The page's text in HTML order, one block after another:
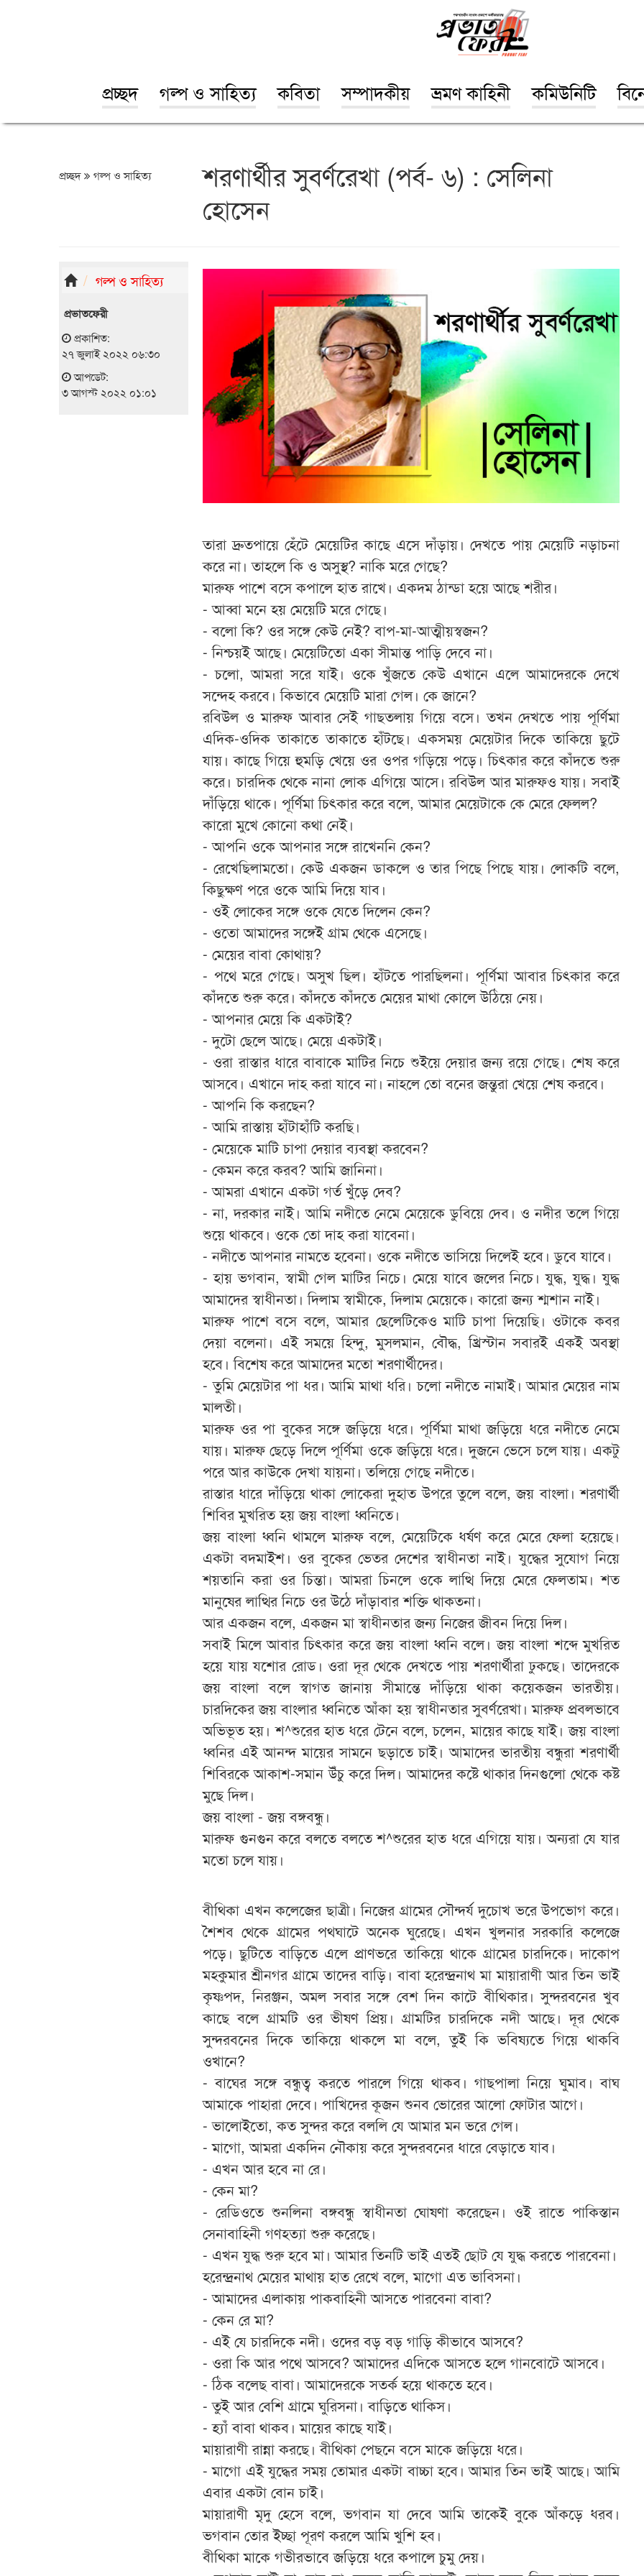
প্রচ্ছদ গল্প ও সাহিত্য কবিতা সম্পাদকীয় ভ্রমণ কাহিনী কমিউনিটি
প্রচ্ছদ গল্প ও সাহিত্য
শরণার্থীর সুবর্ণরেখা (পর্ব- ৬) : সেলিনা
হোসেন
গল্প ও সাহিত্য
প্রভাতফেরী
প্রকাশিত:
২৭ জুলাই ২০২২ ০৬:৩০
আপডেট:
৩ আগস্ট ২০২২ ০১:০১
তারা দ্রুতপায়ে হেঁটে মেয়েটির কাছে এসে দাঁড়ায়। দেখতে পায় মেয়েটি নড়াচনা
করে না। তাহলে কি ও অসুস্থ? নাকি মরে গেছে?
মারুফ পাশে বসে কপালে হাত রাখে। একদম ঠান্ডা হয়ে আছে শরীর।
- আব্বা মনে হয় মেয়েটি মরে গেছে।
- বলো কি? ওর সঙ্গে কেউ নেই? বাপ-মা-আত্মীয়স্বজন?
- নিশ্চয়ই আছে। মেয়েটিতো একা সীমান্ত পাড়ি দেবে না।
- চলো, আমরা সরে যাই। ওকে খুঁজতে কেউ এখানে এলে আমাদেরকে দেখে
সন্দেহ করবে। কিভাবে মেয়েটি মারা গেল। কে জানে?
রবিউল ও মারুফ আবার সেই গাছতলায় গিয়ে বসে। তখন দেখতে পায় পূর্ণিমা
এদিক-ওদিক তাকাতে তাকাতে হাঁটছে। একসময় মেয়েটার দিকে তাকিয়ে ছুটে
যায়। কাছে গিয়ে হুমড়ি খেয়ে ওর ওপর গড়িয়ে পড়ে। চিৎকার করে কাঁদতে শুরু
করে। চারদিক থেকে নানা লোক এগিয়ে আসে। রবিউল আর মারুফও যায়। সবাই
দাঁড়িয়ে থাকে। পূর্ণিমা চিৎকার করে বলে, আমার মেয়েটাকে কে মেরে ফেলল?
কারো মুখে কোনো কথা নেই।
- আপনি ওকে আপনার সঙ্গে রাখেননি কেন?
- রেখেছিলামতো। কেউ একজন ডাকলে ও তার পিছে পিছে যায়। লোকটি বলে,
কিছুক্ষণ পরে ওকে আমি দিয়ে যাব।
- ওই লোকের সঙ্গে ওকে যেতে দিলেন কেন?
- ওতো আমাদের সঙ্গেই গ্রাম থেকে এসেছে।
- মেয়ের বাবা কোথায়?
- পথে মরে গেছে। অসুখ ছিল। হাঁটতে পারছিলনা। পূর্ণিমা আবার চিৎকার করে
কাঁদতে শুরু করে। কাঁদতে কাঁদতে মেয়ের মাথা কোলে উঠিয়ে নেয়।
- আপনার মেয়ে কি একটাই?
- দুটো ছেলে আছে। মেয়ে একটাই।
- ওরা রাস্তার ধারে বাবাকে মাটির নিচে শুইয়ে দেয়ার জন্য রয়ে গেছে। শেষ করে
আসবে। এখানে দাহ করা যাবে না। নাহলে তো বনের জন্তুরা খেয়ে শেষ করবে।
- আপনি কি করছেন?
- আমি রাস্তায় হাঁটাহাঁটি করছি।
- মেয়েকে মাটি চাপা দেয়ার ব্যবস্থা করবেন?
- কেমন করে করব? আমি জানিনা।
- আমরা এখানে একটা গর্ত খুঁড়ে দেব?
- না, দরকার নাই। আমি নদীতে নেমে মেয়েকে ডুবিয়ে দেব। ও নদীর তলে গিয়ে
শুয়ে থাকবে। ওকে তো দাহ করা যাবেনা।
- নদীতে আপনার নামতে হবেনা। ওকে নদীতে ভাসিয়ে দিলেই হবে। ডুবে যাবে।
- হায় ভগবান, স্বামী গেল মাটির নিচে। মেয়ে যাবে জলের নিচে। যুদ্ধ, যুদ্ধ। যুদ্ধ
আমাদের স্বাধীনতা। দিলাম স্বামীকে, দিলাম মেয়েকে। কারো জন্য শ্মশান নাই।
মারুফ পাশে বসে বলে, আমার ছেলেটিকেও মাটি চাপা দিয়েছি। ওটাকে কবর
দেয়া বলেনা। এই সময়ে হিন্দু, মুসলমান, বৌদ্ধ, খ্রিস্টান সবারই একই অবস্থা
হবে। বিশেষ করে আমাদের মতো শরণার্থীদের।
- তুমি মেয়েটার পা ধর। আমি মাথা ধরি। চলো নদীতে নামাই। আমার মেয়ের নাম
মালতী।
মারুফ ওর পা বুকের সঙ্গে জড়িয়ে ধরে। পূর্ণিমা মাথা জড়িয়ে ধরে নদীতে নেমে
যায়। মারুফ ছেড়ে দিলে পূর্ণিমা ওকে জড়িয়ে ধরে। দুজনে ভেসে চলে যায়। একটু
পরে আর কাউকে দেখা যায়না। তলিয়ে গেছে নদীতে।
রাস্তার ধারে দাঁড়িয়ে থাকা লোকেরা দুহাত উপরে তুলে বলে, জয় বাংলা। শরণার্থী
শিবির মুখরিত হয় জয় বাংলা ধ্বনিতে।
জয় বাংলা ধ্বনি থামলে মারুফ বলে, মেয়েটিকে ধর্ষণ করে মেরে ফেলা হয়েছে।
একটা বদমাইশ। ওর বুকের ভেতর দেশের স্বাধীনতা নাই। যুদ্ধের সুযোগ নিয়ে
শয়তানি করা ওর চিন্তা। আমরা চিনলে ওকে লাত্থি দিয়ে মেরে ফেলতাম। শত
মানুষের লাত্থির নিচে ওর উঠে দাঁড়াবার শক্তি থাকতনা।
আর একজন বলে, একজন মা স্বাধীনতার জন্য নিজের জীবন দিয়ে দিল।
সবাই মিলে আবার চিৎকার করে জয় বাংলা ধ্বনি বলে। জয় বাংলা শব্দে মুখরিত
হয়ে যায় যশোর রোড। ওরা দূর থেকে দেখতে পায় শরণার্থীরা ঢুকছে। তাদেরকে
জয় বাংলা বলে স্বাগত জানায় সীমান্তে দাঁড়িয়ে থাকা কয়েকজন ভারতীয়।
চারদিকের জয় বাংলার ধ্বনিতে আঁকা হয় স্বাধীনতার সুবর্ণরেখা। মারুফ প্রবলভাবে
অভিভূত হয়। শ^শুরের হাত ধরে টেনে বলে, চলেন, মায়ের কাছে যাই। জয় বাংলা
ধ্বনির এই আনন্দ মায়ের সামনে ছড়াতে চাই। আমাদের ভারতীয় বন্ধুরা শরণার্থী
শিবিরকে আকাশ-সমান উঁচু করে দিল। আমাদের কষ্টে থাকার দিনগুলো থেকে কষ্ট
মুছে দিল।
জয় বাংলা - জয় বঙ্গবন্ধু।
মারুফ গুনগুন করে বলতে বলতে শ^শুরের হাত ধরে এগিয়ে যায়। অন্যরা যে যার
মতো চলে যায়।
বীথিকা এখন কলেজের ছাত্রী। নিজের গ্রামের সৌন্দর্য দুচোখ ভরে উপভোগ করে।
শৈশব থেকে গ্রামের পথঘাটে অনেক ঘুরেছে। এখন খুলনার সরকারি কলেজে
পড়ে। ছুটিতে বাড়িতে এলে প্রাণভরে তাকিয়ে থাকে গ্রামের চারদিকে। দাকোপ
মহকুমার শ্রীনগর গ্রামে তাদের বাড়ি। বাবা হরেন্দ্রনাথ মা মায়ারাণী আর তিন ভাই
কৃষ্ণপদ, নিরঞ্জন, অমল সবার সঙ্গে বেশ দিন কাটে বীথিকার। সুন্দরবনের খুব
কাছে বলে গ্রামটি ওর ভীষণ প্রিয়। গ্রামটির চারদিকে নদী আছে। দূর থেকে
সুন্দরবনের দিকে তাকিয়ে থাকলে মা বলে, তুই কি ভবিষ্যতে গিয়ে থাকবি
ওখানে?
- বাঘের সঙ্গে বন্ধুত্ব করতে পারলে গিয়ে থাকব। গাছপালা নিয়ে ঘুমাব। বাঘ
আমাকে পাহারা দেবে। পাখিদের কূজন শুনব ভোরের আলো ফোটার আগে।
- ভালোইতো, কত সুন্দর করে বললি যে আমার মন ভরে গেল।
- মাগো, আমরা একদিন নৌকায় করে সুন্দরবনের ধারে বেড়াতে যাব।
- এখন আর হবে না রে।
- কেন মা?
- রেডিওতে শুনলিনা বঙ্গবন্ধু স্বাধীনতা ঘোষণা করেছেন। ওই রাতে পাকিস্তান
সেনাবাহিনী গণহত্যা শুরু করেছে।
- এখন যুদ্ধ শুরু হবে মা। আমার তিনটি ভাই এতই ছোট যে যুদ্ধ করতে পারবেনা।
হরেন্দ্রনাথ মেয়ের মাথায় হাত রেখে বলে, মাগো এত ভাবিসনা।
- আমাদের এলাকায় পাকবাহিনী আসতে পারবেনা বাবা?
- কেন রে মা?
- এই যে চারদিকে নদী। ওদের বড় বড় গাড়ি কীভাবে আসবে?
- ওরা কি আর পথে আসবে? আমাদের এদিকে আসতে হলে গানবোটে আসবে।
- ঠিক বলেছ বাবা। আমাদেরকে সতর্ক হয়ে থাকতে হবে।
- তুই আর বেশি গ্রামে ঘুরিসনা। বাড়িতে থাকিস।
- হ্যাঁ বাবা থাকব। মায়ের কাছে যাই।
মায়ারাণী রান্না করছে। বীথিকা পেছনে বসে মাকে জড়িয়ে ধরে।
- মাগো এই যুদ্ধের সময় তোমার একটা বাচ্চা হবে। আমার তিন ভাই আছে। আমি
এবার একটা বোন চাই।
মায়ারাণী মৃদু হেসে বলে, ভগবান যা দেবে আমি তাকেই বুকে আঁকড়ে ধরব।
ভগবান তোর ইচ্ছা পূরণ করলে আমি খুশি হব।
বীথিকা মাকে গভীরভাবে জড়িয়ে ধরে কপালে চুমু দেয়।